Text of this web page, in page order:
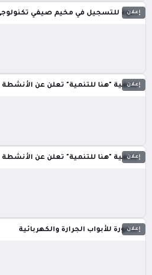
إعلان
دعوة للتسجيل في مخيم صيفي
إعلان
جمعية "هنا للتنمية" تعلن عن الأنشطة
إعلان
جمعية "هنا للتنمية" تعلن عن الأنشطة
إعلان
سمورة للأبواب الجرارة والكهربائية